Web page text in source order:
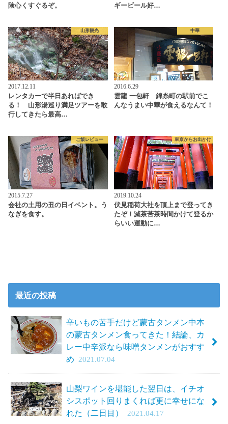
険心くすぐるぞ。 ギービール好…
山形観光
2017.12.11
レンタカーで半日あればでき
る！ 山形湯巡り満足ツアーを敢
行してきたら最高…
中華
2016.6.29
雲龍 一包軒 錦糸町の駅前でこ
んなうまい中華が食えるなんて！
ご飯レビュー
2015.7.27
会社の土用の丑の日イベント。う
なぎを食す。
東京からお出かけ
2019.10.24
伏見稲荷大社を頂上まで登ってき
たぞ！滅茶苦茶時間かけて登るか
らいい運動に…
最近の投稿
辛いもの苦手だけど蒙古タンメン中本
の蒙古タンメン食ってきた！結論、カ
レー中辛派なら味噌タンメンがおすす
め
2021.07.04
山梨ワインを堪能した翌日は、イチオ
シスポット回りまくれば更に幸せにな
れた（二日目）
2021.04.17